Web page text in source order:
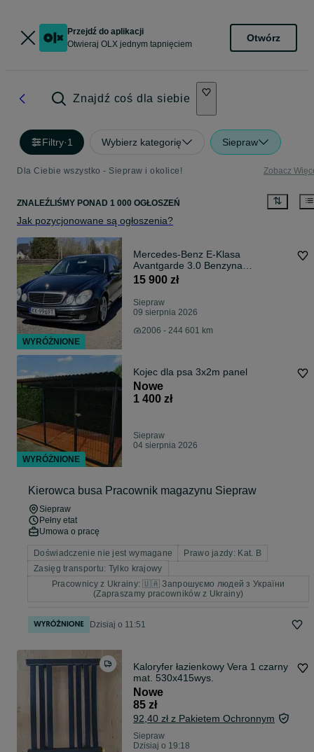
Przejdź do aplikacji
Otwieraj OLX jednym tapnięciem
Otwórz
Znajdź coś dla siebie
Filtry·1 Wybierz kategorię Siepraw
Dla Ciebie wszystko - Siepraw i okolice! Zobacz
ZNALEŹLIŚMY PONAD 1 000 OGŁOSZEŃ
Jak pozycjonowane są ogłoszenia?
Mercedes-Benz E-Klasa
Avantgarde 3.0 Benzyna
szyberdach
15 900 zł
Siepraw
09 sierpnia 2026
2006 - 244 601 km
Kojec dla psa 3x2m panel
Nowe
1 400 zł
Siepraw
04 sierpnia 2026
Kierowca busa Pracownik magazynu Siepraw
Siepraw
Pełny etat
Umowa o pracę
Doświadczenie nie jest wymagane
Prawo jazdy: Kat. B
Zasięg transportu: Tylko krajowy
Pracownicy z Ukrainy: 🇺🇦 Запрошуємо людей з України
(Zapraszamy pracowników z Ukrainy)
Dzisiaj o 11:51
Kaloryfer łazienkowy Vera 1 czarny
mat. 530x415wys.
Nowe
85 zł
92,40 zł z Pakietem Ochronnym
Siepraw
Dzisiaj o 19:18
WYRÓŻNIONE
WYRÓŻNIONE